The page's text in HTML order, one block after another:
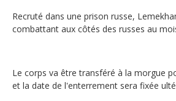
Recruté dans une prison russe,
combattant aux côtés des russes au
Le corps va être transféré à la morgue
et la date de l'enterrement sera fixée